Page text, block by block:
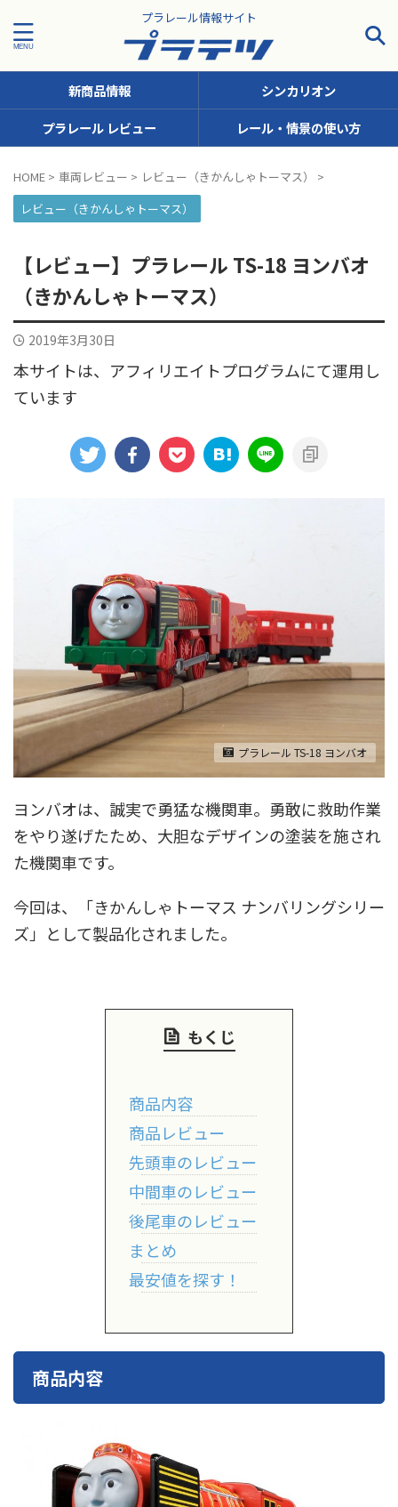
プラレール情報サイト
タグで探す！
JR九州
JR北海道 JR四国
MODEROID OTシリーズ（おしゃべりトーマス）
TSシリーズ（トーマスナンバリング）
カプセルプラレール（きかんしゃトーマス）
テコロシリーズ・はじめてのプラレール
プラレール博 in TOKYO
ベーシックセット・車両レールセット レールと情景
レールセット 京急電鉄 京成電鉄グループ 京阪電車
伊豆急行 国鉄 大阪メトロ
小田急電鉄 新幹線 東京メトロ 東京都交通局
東急電鉄 東武鉄道 楽しい列車シリーズ 比叡電車
新商品情報
シンカリオン
プラレール レビュー
レール・情景の使い方
HOME > 車両レビュー > レビュー（きかんしゃトーマス）
>
レビュー（きかんしゃトーマス）
【レビュー】プラレール TS-18 ヨンバオ
（きかんしゃトーマス）
2019年3月30日
本サイトは、アフィリエイトプログラムにて運用し
ています
プラレール TS-18 ヨンバオ
ヨンバオは、誠実で勇猛な機関車。勇敢に救助作業
をやり遂げたため、大胆なデザインの塗装を施され
た機関車です。
今回は、「きかんしゃトーマス ナンバリングシリー
ズ」として製品化されました。
もくじ
商品内容
商品レビュー
先頭車のレビュー
中間車のレビュー
後尾車のレビュー
まとめ
最安値を探す！
商品内容